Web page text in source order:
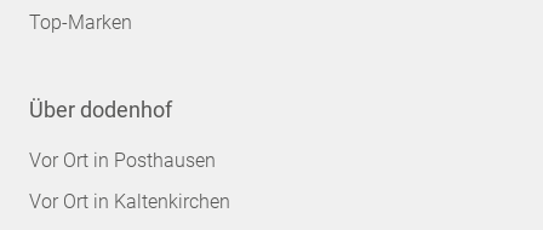
Top-Marken
Über dodenhof
Vor Ort in Posthausen
Vor Ort in Kaltenkirchen